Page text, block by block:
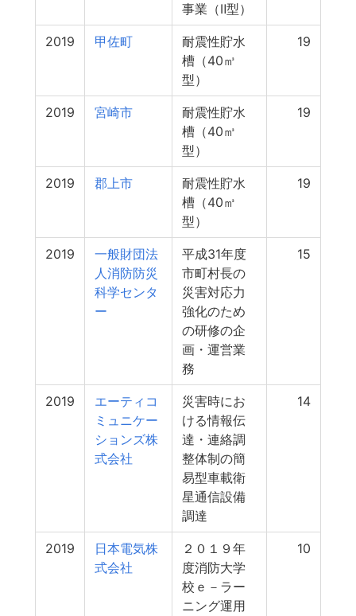
事業（Ⅱ型）
2019 甲佐町
耐震性貯水
槽（40㎥
型）
19
2019 宮崎市
耐震性貯水
槽（40㎥
型）
19
2019 郡上市
耐震性貯水
槽（40㎥
型）
19
2019
一般財団法
人消防防災
科学センタ
ー
平成31年度
市町村長の
災害対応力
強化のため
の研修の企
画・運営業
務
15
2019
エーティコ
ミュニケー
ションズ株
式会社
災害時にお
ける情報伝
達・連絡調
整体制の簡
易型車載衛
星通信設備
調達
14
2019
日本電気株
式会社
２０１９年
度消防大学
校ｅ－ラー
ニング運用
10